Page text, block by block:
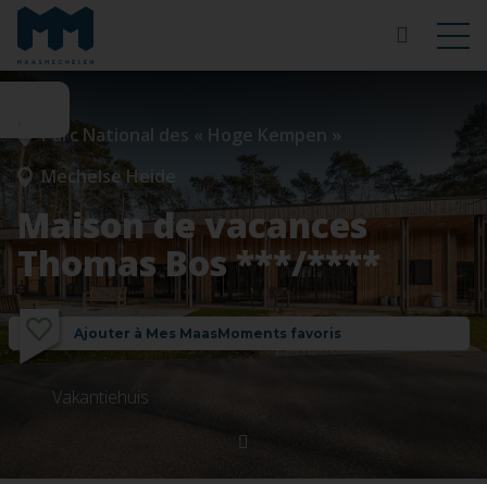
Parc National des « Hoge Kempen »
Mechelse Heide
Maison de vacances
Thomas Bos ***/****
Ajouter à Mes MaasMoments favoris
Vakantiehuis